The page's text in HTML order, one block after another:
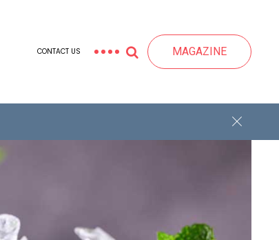
CONTACT US MAGAZINE